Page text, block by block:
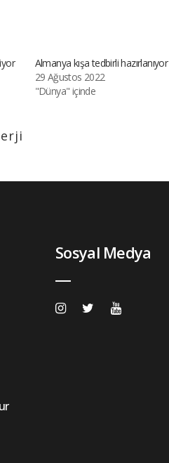
Almanya kışa tedbirli hazırlanıyor
29 Ağustos 2022
"Dünya" içinde
Sosyal Medya